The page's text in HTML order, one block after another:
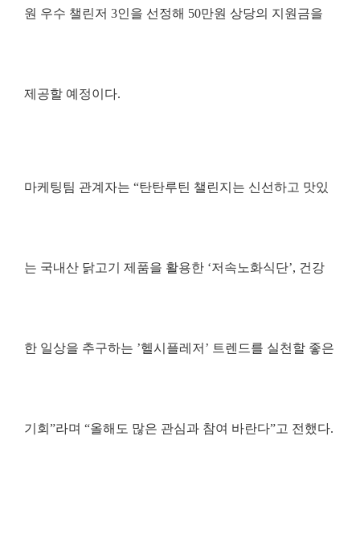
원 우수 챌린저 3인을 선정해 50만원 상당의 지원금을
제공할 예정이다.
마케팅팀 관계자는 “탄탄루틴 챌린지는 신선하고 맛있
는 국내산 닭고기 제품을 활용한 ‘저속노화식단’, 건강
한 일상을 추구하는 ’헬시플레저 ’ 트렌드를 실천할 좋은
기회 ”라며 “올해도 많은 관심과 참여 바란다”고 전했다.